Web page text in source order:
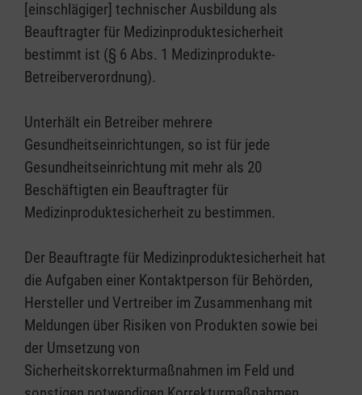
[einschlägiger] technischer Ausbildung als
Beauftragter für Medizinproduktesicherheit
bestimmt ist (§ 6 Abs. 1 Medizinprodukte-
Betreiberverordnung).
Unterhält ein Betreiber mehrere
Gesundheitseinrichtungen, so ist für jede
Gesundheitseinrichtung mit mehr als 20
Beschäftigten ein Beauftragter für
Medizinproduktesicherheit zu bestimmen.
Der Beauftragte für Medizinproduktesicherheit hat
die Aufgaben einer Kontaktperson für Behörden,
Hersteller und Vertreiber im Zusammenhang mit
Meldungen über Risiken von Produkten sowie bei
der Umsetzung von
Sicherheitskorrekturmaßnahmen im Feld und